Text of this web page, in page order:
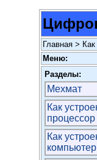
Главная >
Меню:
Разделы:
Мехмат
Как
процессор
Как
компьютер